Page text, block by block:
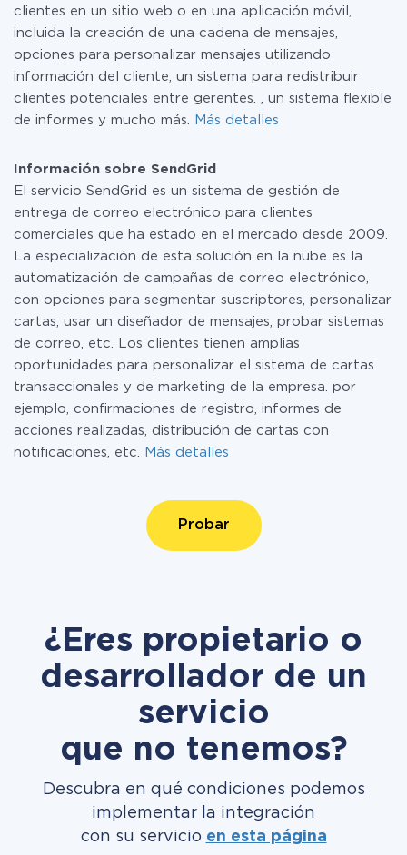
clientes en un sitio web o en una aplicación móvil,
incluida la creación de una cadena de mensajes,
opciones para personalizar mensajes utilizando
información del cliente, un sistema para redistribuir
clientes potenciales entre gerentes. , un sistema flexible
de informes y mucho más.
Más detalles
Información sobre SendGrid
El servicio SendGrid es un sistema de gestión de
entrega de correo electrónico para clientes
comerciales que ha estado en el mercado desde 2009.
La especialización de esta solución en la nube es la
automatización de campañas de correo electrónico,
con opciones para segmentar suscriptores, personalizar
cartas, usar un diseñador de mensajes, probar sistemas
de correo, etc. Los clientes tienen amplias
oportunidades para personalizar el sistema de cartas
transaccionales y de marketing de la empresa. por
ejemplo, confirmaciones de registro, informes de
acciones realizadas, distribución de cartas con
notificaciones, etc.
Más detalles
Probar
¿Eres propietario o
desarrollador de un
servicio
que no tenemos?
Descubra en qué condiciones podemos
implementar la integración
con su servicio en esta página